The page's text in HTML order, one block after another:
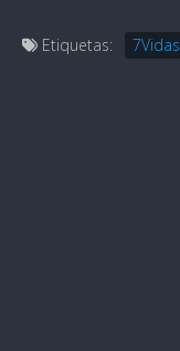
Etiquetas: 7Vidas